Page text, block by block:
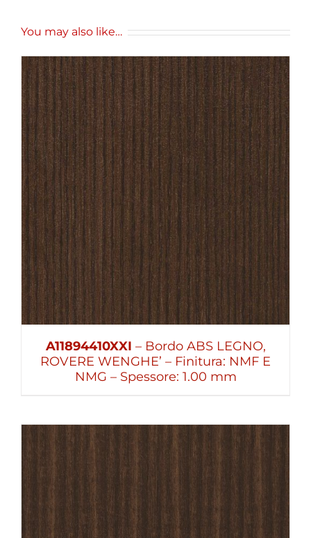
You may also like…
A11894410XXI – Bordo ABS LEGNO,
ROVERE WENGHE’ – Finitura: NMF E
NMG – Spessore: 1.00 mm